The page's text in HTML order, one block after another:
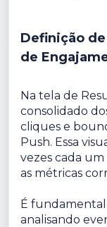
Definição
de
Na tela de
consolidado
cliques e
Push. Essa
vezes cada
as métricas
É
analisando